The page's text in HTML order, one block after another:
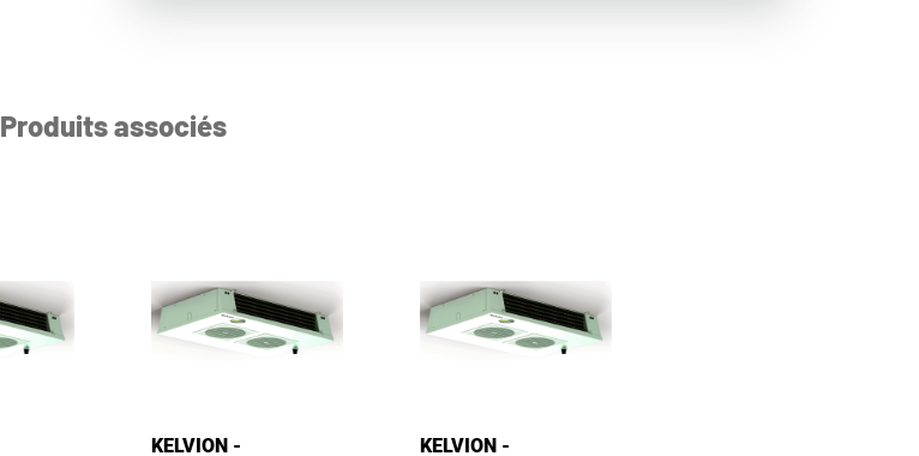
Produits associés
KELVION -
KELVION -